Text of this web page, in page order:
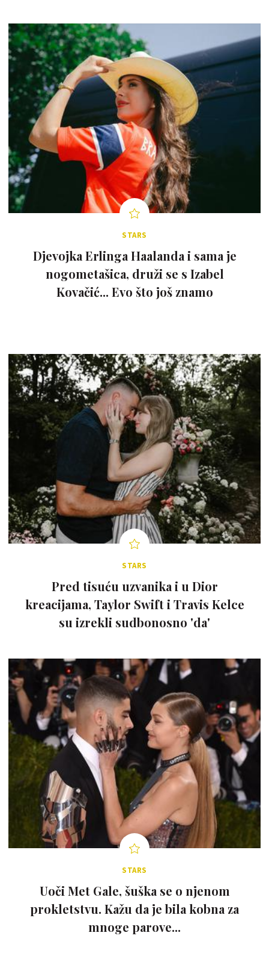
STARS
Djevojka Erlinga Haalanda i sama je
nogometašica, druži se s Izabel
Kovačić... Evo što još znamo
STARS
Pred tisuću uzvanika i u Dior
kreacijama, Taylor Swift i Travis Kelce
su izrekli sudbonosno 'da'
STARS
Uoči Met Gale, šuška se o njenom
prokletstvu. Kažu da je bila kobna za
mnoge parove...